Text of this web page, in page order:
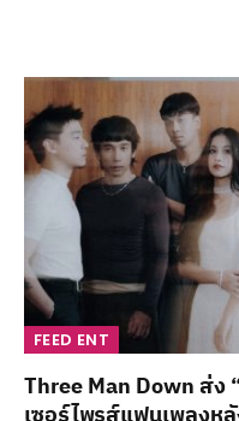
FEED ENT
Three Man Down ส่ง